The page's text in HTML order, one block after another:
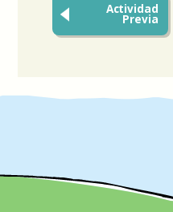
Actividad
Previa